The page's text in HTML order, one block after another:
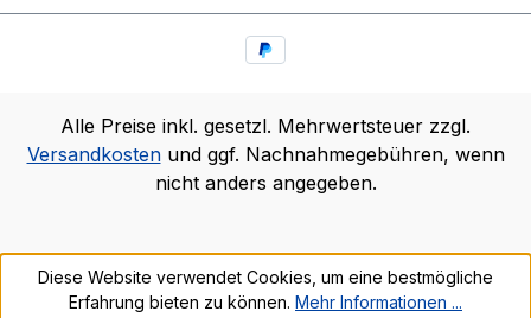
Alle Preise inkl. gesetzl. Mehrwertsteuer zzgl.
Versandkostenund ggf. Nachnahmegebühren, wenn
nicht anders angegeben.
Diese Website verwendet Cookies, um eine bestmögliche
Erfahrung bieten zu können. Mehr Informationen ...